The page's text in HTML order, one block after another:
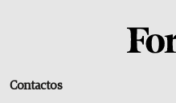
Contactos